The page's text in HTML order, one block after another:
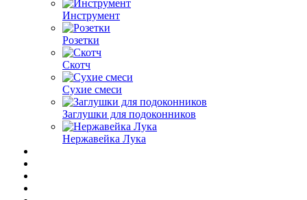
Инструмент
Розетки
Скотч
Сухие смеси
Заглушки для подоконников
Нержавейка Лука